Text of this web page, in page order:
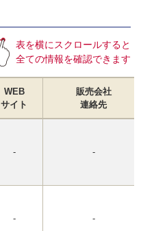
表を横にスクロールすると
全ての情報を確認できます
WEB
サイト
販売会社
連絡先
- -
- -